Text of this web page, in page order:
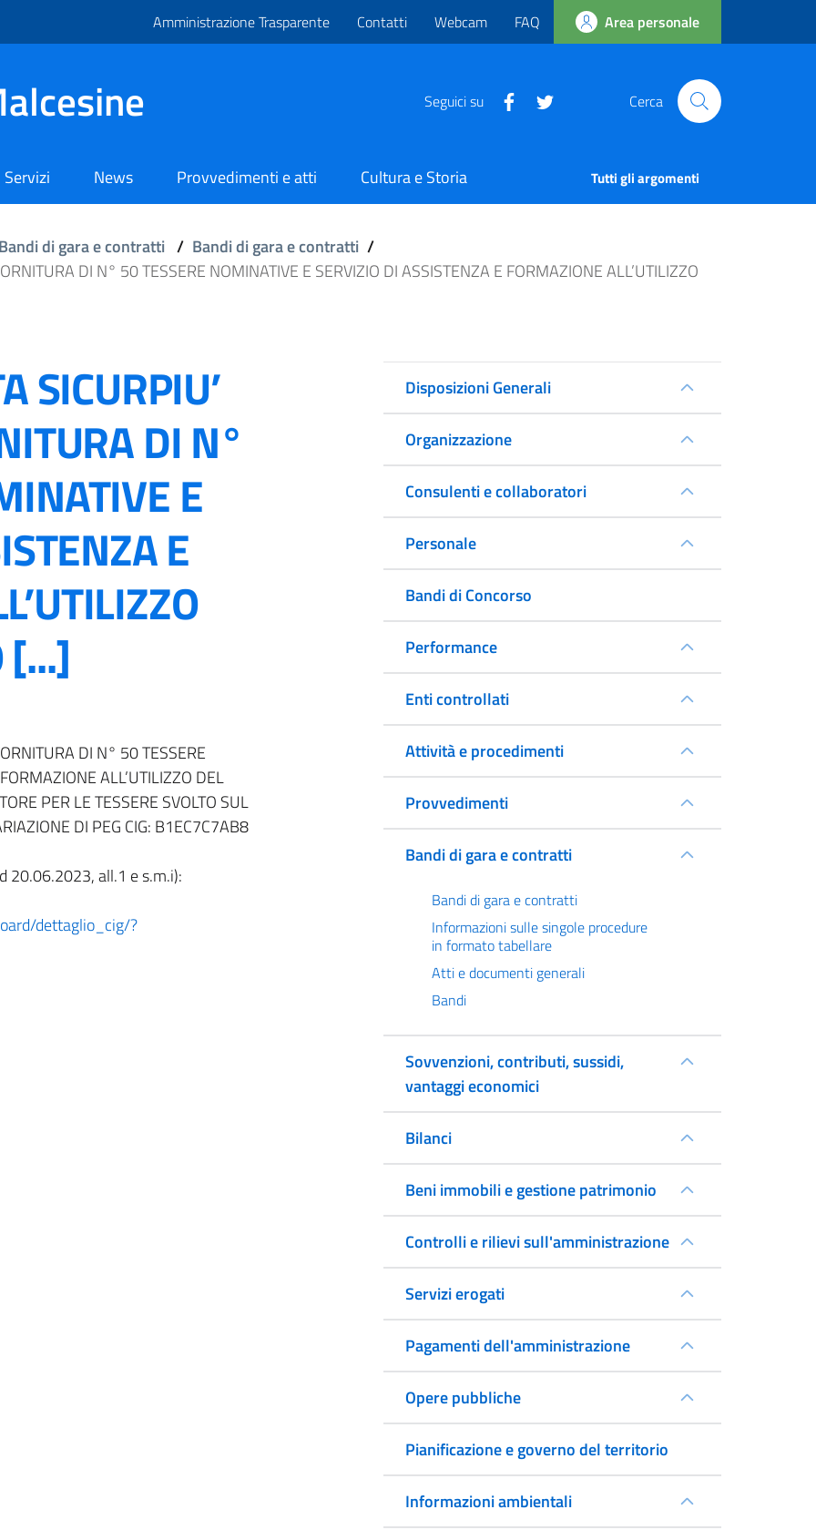
Amministrazione Trasparente Contatti Webcam FAQ Area personale
Seguici su Cerca
Servizi News Provvedimenti e atti Cultura e Storia Tutti gli argomenti
Bandi di gara e contratti / Bandi di gara e contratti /
DI N° 50 TESSERE NOMINATIVE E SERVIZIO DI ASSISTENZA E FORMAZIONE ALL’UTILIZZO
SICURPIU’
DI N°
E
E
[...]
DI N° 50 TESSERE
ALL’UTILIZZO DEL
PER LE TESSERE SVOLTO SUL
DI PEG CIG: B1EC7C7AB8
20.06.2023, all.1 e s.m.i):
dettaglio_cig/?
Disposizioni Generali
Organizzazione
Consulenti e collaboratori
Personale
Bandi di Concorso
Performance
Enti controllati
Attività e procedimenti
Provvedimenti
Bandi di gara e contratti
Bandi di gara e contratti
Informazioni sulle singole procedure
in formato tabellare
Atti e documenti generali
Bandi
Sovvenzioni, contributi, sussidi,
vantaggi economici
Bilanci
Beni immobili e gestione patrimonio
Controlli e rilievi sull'amministrazione
Servizi erogati
Pagamenti dell'amministrazione
Opere pubbliche
Pianificazione e governo del territorio
Informazioni ambientali